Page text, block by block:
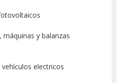
máquinas y balanzas
electricos